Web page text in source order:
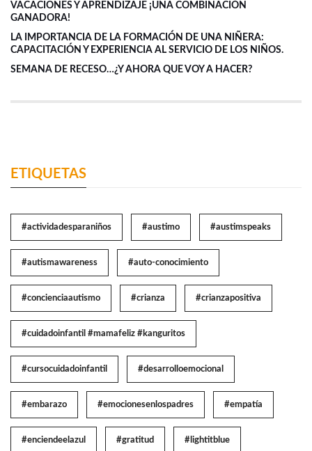
VACACIONES Y APRENDIZAJE ¡UNA COMBINACIÓN
GANADORA!
LA IMPORTANCIA DE LA FORMACIÓN DE UNA NIÑERA:
CAPACITACIÓN Y EXPERIENCIA AL SERVICIO DE LOS NIÑOS.
SEMANA DE RECESO…¿Y AHORA QUE VOY A HACER?
ETIQUETAS
#actividadesparaniños #austimo #austimspeaks
#autismawareness #auto-conocimiento
#concienciaautismo #crianza #crianzapositiva
#cuidadoinfantil #mamafeliz #kanguritos
#cursocuidadoinfantil #desarrolloemocional
#embarazo #emocionesenlospadres #empatía
#enciendeelazul #gratitud #lightitblue